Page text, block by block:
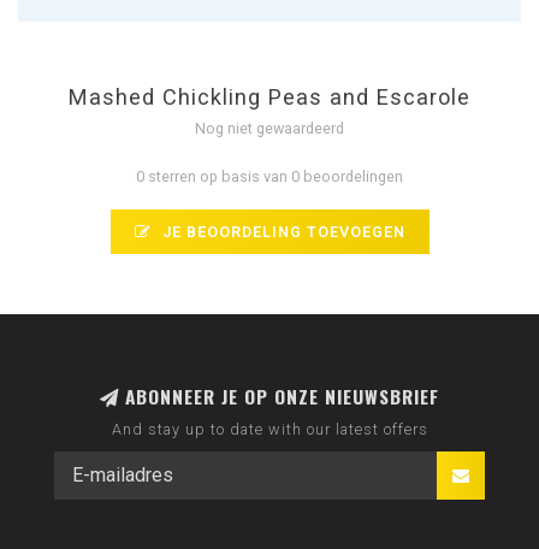
Mashed Chickling Peas and Escarole
Nog niet gewaardeerd
0 sterren op basis van 0 beoordelingen
JE BEOORDELING TOEVOEGEN
ABONNEER JE OP ONZE NIEUWSBRIEF
And stay up to date with our latest offers